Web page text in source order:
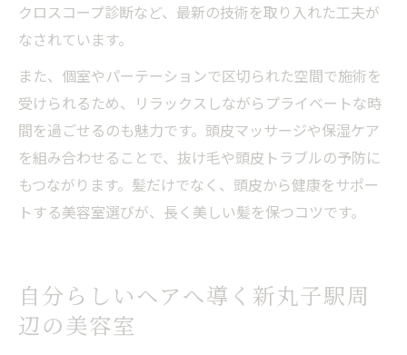
クロスコープ診断など、最新の技術を取り入れた工夫が
なされています。
また、個室やパーテーションで区切られた空間で施術を
受けられるため、リラックスしながらプライベートな時
間を過ごせるのも魅力です。頭皮マッサージや保湿ケア
を組み合わせることで、抜け毛や頭皮トラブルの予防に
もつながります。髪だけでなく、頭皮から健康をサポー
トする美容室選びが、長く美しい髪を保つコツです。
自分らしいヘアへ導く新丸子駅周
辺の美容室